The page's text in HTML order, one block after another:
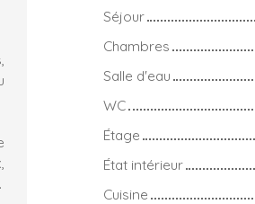
Séjour
Chambres
Salle d'eau
WC
Étage
État intérieur
Cuisine